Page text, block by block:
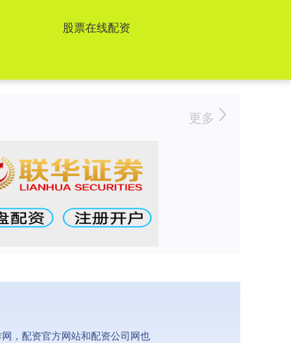
股票在线配资
更多
，配资官方网站和配资公司网也